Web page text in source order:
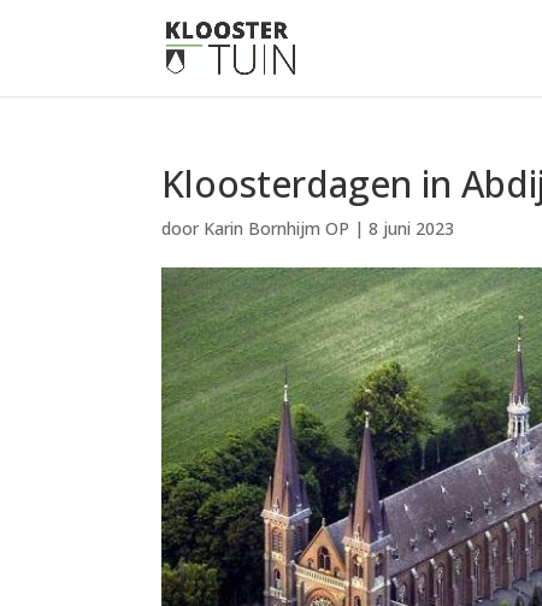
Kloosterdagen in
door Karin Bornhijm OP |8 juni 2023